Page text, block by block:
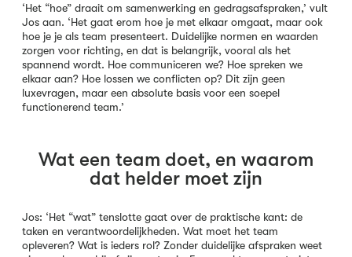
‘Het “hoe” draait om samenwerking en gedragsafspraken,’ vult
Jos aan. ‘Het gaat erom hoe je met elkaar omgaat, maar ook
hoe je je als team presenteert. Duidelijke normen en waarden
zorgen voor richting, en dat is belangrijk, vooral als het
spannend wordt. Hoe communiceren we? Hoe spreken we
elkaar aan? Hoe lossen we conflicten op? Dit zijn geen
luxevragen, maar een absolute basis voor een soepel
functionerend team.’
Wat een team doet, en waarom
dat helder moet zijn
Jos: ‘Het “wat” tenslotte gaat over de praktische kant: de
taken en verantwoordelijkheden. Wat moet het team
opleveren? Wat is ieders rol? Zonder duidelijke afspraken weet